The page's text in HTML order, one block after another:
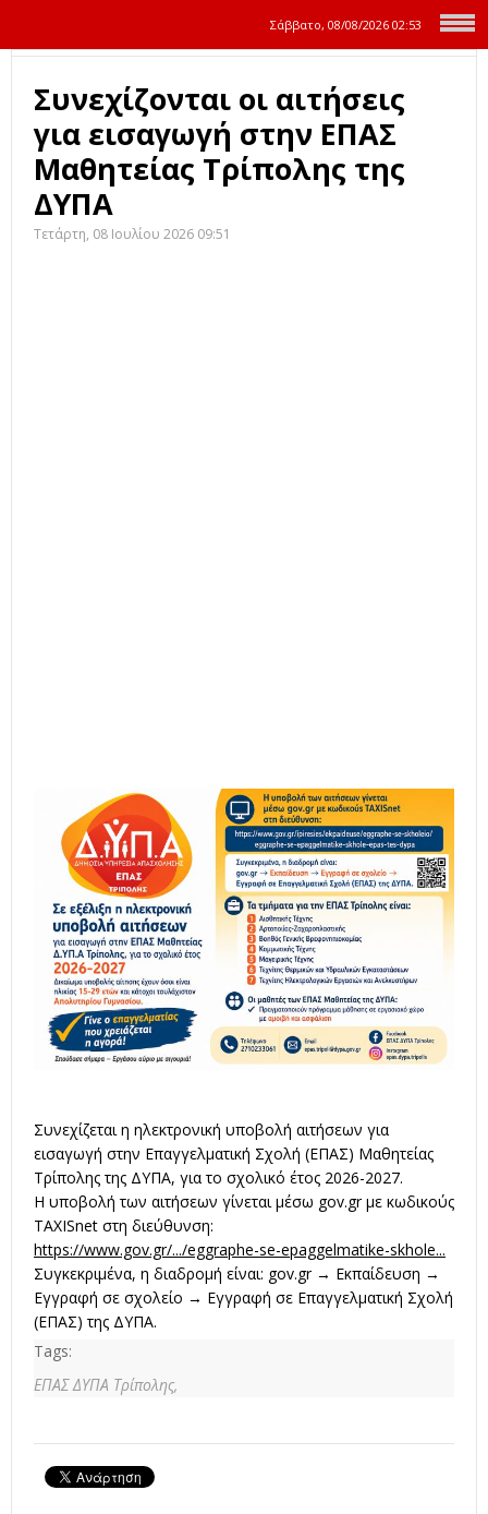
Σάββατο, 08/08/2026 02:53
Συνεχίζονται οι αιτήσεις
για εισαγωγή στην ΕΠΑΣ
Μαθητείας Τρίπολης της
ΔΥΠΑ
Τετάρτη, 08 Ιουλίου 2026 09:51
Συνεχίζεται η ηλεκτρονική υποβολή αιτήσεων για
εισαγωγή στην Επαγγελματική Σχολή (ΕΠΑΣ) Μαθητείας
Τρίπολης της ΔΥΠΑ, για το σχολικό έτος 2026-2027.
Η υποβολή των αιτήσεων γίνεται μέσω gov.grμε κωδικούς
TAXISnet στη διεύθυνση:
https://www.gov.gr/.../eggraphe-se-epaggelmatike-skhole...
Συγκεκριμένα, η διαδρομή είναι: gov.gr→ Εκπαίδευση →
Εγγραφή σε σχολείο → Εγγραφή σε Επαγγελματική Σχολή
(ΕΠΑΣ) της ΔΥΠΑ.
Tags:
ΕΠΑΣ ΔΥΠΑ Τρίπολης,